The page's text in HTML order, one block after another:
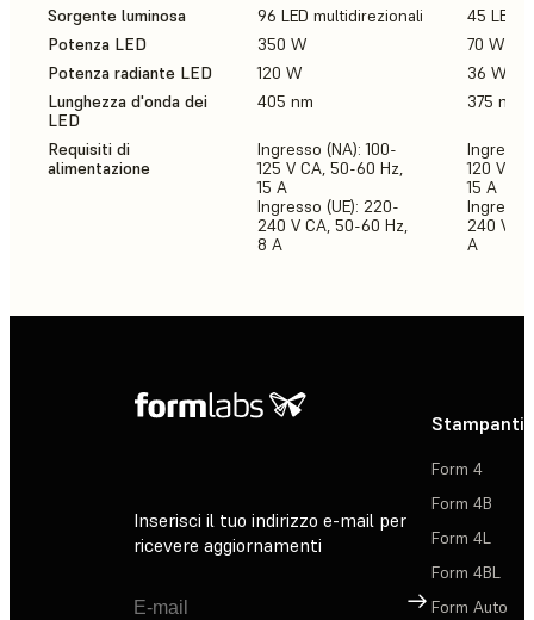
Sorgente luminosa 96 LED multidirezionali
45 LED
Potenza LED
350 W
70 W
Potenza radiante LED
120 W
36 W
Lunghezza d'onda dei
LED
405 nm 375 nm,
Requisiti di
alimentazione
Ingresso (NA): 100-
125 V CA, 50-60 Hz,
15 A
Ingresso (UE): 220-
240 V CA, 50-60 Hz,
8 A
Ingresso
120 V
15 A
240 V
A
Inserisci il tuo indirizzo e-mail per
ricevere aggiornamenti
Registrati
Stampanti
Form 4
Form 4B
Form 4L
Form 4BL
Form Auto